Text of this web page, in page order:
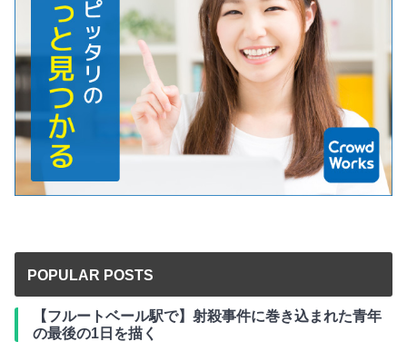
POPULAR POSTS
【フルートベール駅で】射殺事件に巻き込まれた青年
の最後の1日を描く